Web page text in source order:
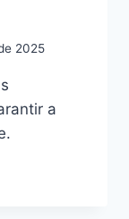
2025
a